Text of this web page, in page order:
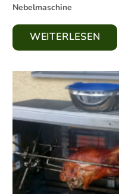
Nebelmaschine
WEITERLESEN